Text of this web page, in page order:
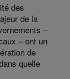
des
de la
–
– ont un
de
quelle